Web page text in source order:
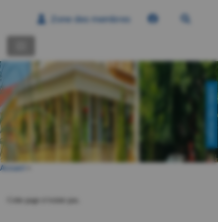
Zone des membres
Accueil
Cette page n’existe pas.